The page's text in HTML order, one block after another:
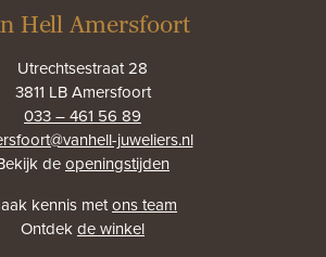
Hell Amersfoort
Utrechtsestraat 28
3811 LB Amersfoort
033 – 461 56 89
juweliers.nl
deopeningstijden
kennis metons team
Ontdekde winkel